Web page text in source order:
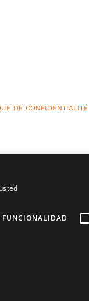
DE CONFIDENTIALITÉ
FUNCIONALIDAD